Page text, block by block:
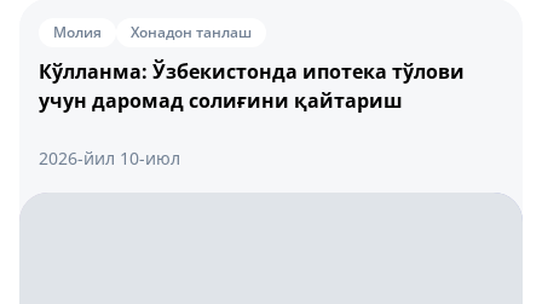
Молия Хонадон танлаш
Кўлланма: Ўзбекистонда ипотека тўлови
учун даромад солиғини қайтариш
2026-йил 10-июл